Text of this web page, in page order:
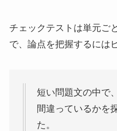
チェックテストは単元ご
で、論点を把握するには
短い問題文の中で
間違っているかを
た。